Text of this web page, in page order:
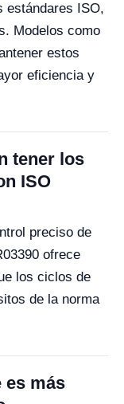
estándares ISO,
Modelos como
estos
eficiencia y
tener los
ISO
preciso de
ofrece
los ciclos de
de la norma
es más